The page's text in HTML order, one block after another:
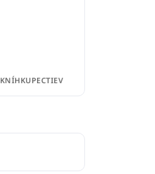
KNÍHKUPECTIEV